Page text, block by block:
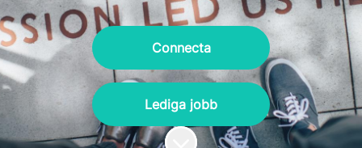
Connecta
Lediga jobb
Skrolla för mer innehåll